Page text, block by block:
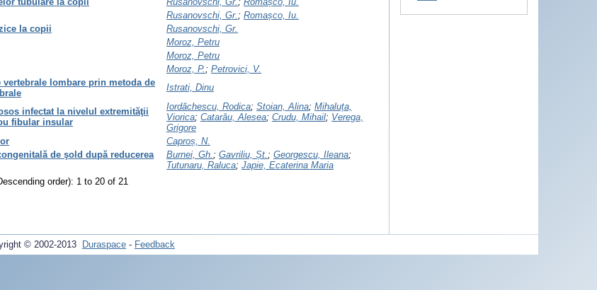
Rusanovschi, Gr.; Romașco, Iu.
la copii
Rusanovschi, Gr.
Moroz, Petru
Moroz, Petru
Moroz, P.; Petrovici, V.
lombare prin metoda de
Istrati, Dinu
infectat la nivelul extremităţii
fibular insular
Iordăchescu, Rodica; Stoian, Alina; Mihaluța,
Viorica; Catarău, Alesea; Crudu, Mihail; Verega,
Grigore
Caproș, N.
de şold după reducerea
Burnei, Gh.; Gavriliu, Șt.; Georgescu, Ileana;
Tutunaru, Raluca; Japie, Ecaterina Maria
order): 1 to 20 of 21
© 2002-2013 Duraspace - Feedback